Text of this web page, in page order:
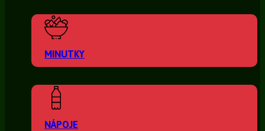
MINUTKY
NÁPOJE